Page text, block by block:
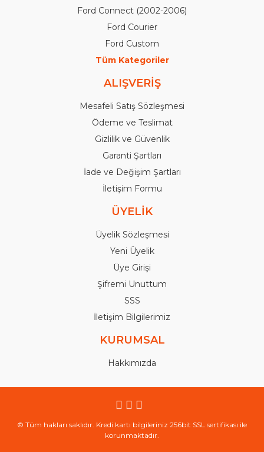
Ford Connect (2002-2006)
Ford Courier
Ford Custom
Tüm Kategoriler
ALIŞVERİŞ
Mesafeli Satış Sözleşmesi
Ödeme ve Teslimat
Gizlilik ve Güvenlik
Garanti Şartları
İade ve Değişim Şartları
İletişim Formu
ÜYELİK
Üyelik Sözleşmesi
Yeni Üyelik
Üye Girişi
Şifremi Unuttum
SSS
İletişim Bilgilerimiz
KURUMSAL
Hakkımızda
© Tüm hakları saklıdır. Kredi kartı bilgileriniz 256bit SSL sertifikası ile
korunmaktadır.